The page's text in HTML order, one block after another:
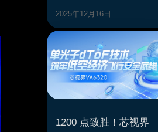
2025年12月16日
1200 点致胜！芯视界